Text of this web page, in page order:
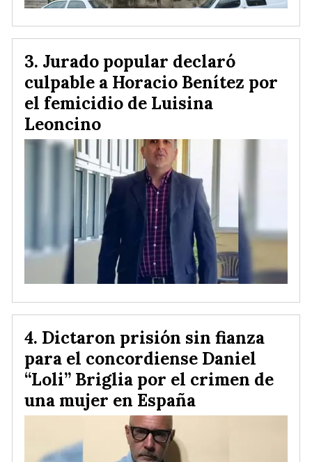
Jurado popular declaró
culpable a Horacio Benítez por
el femicidio de Luisina
Leoncino
Dictaron prisión sin fianza
para el concordiense Daniel
“Loli” Briglia por el crimen de
una mujer en España